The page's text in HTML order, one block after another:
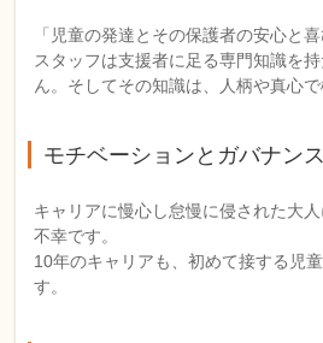
「児童の発達とその保護者の安心と
スタッフは支援者に足る専門知識を
ん。そしてその知識は、人柄や真心で
モチベーションとガバナンス
キャリアに慢心し怠慢に侵された大人
不幸です。
10年のキャリアも、初めて接する児
す。